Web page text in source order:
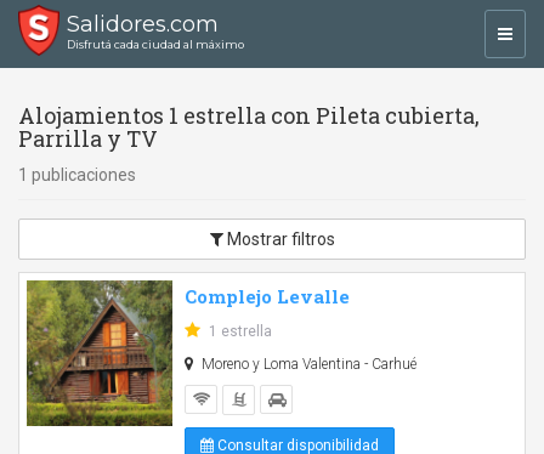
Salidores.com
Disfrutá cada ciudad al máximo
Alojamientos 1 estrella con Pileta cubierta,
Parrilla y TV
1 publicaciones
Mostrar filtros
Complejo Levalle
1 estrella
Moreno y Loma Valentina - Carhué
Consultar disponibilidad